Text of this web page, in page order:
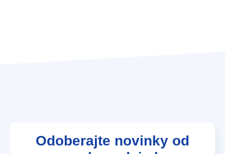
Odoberajte novinky od